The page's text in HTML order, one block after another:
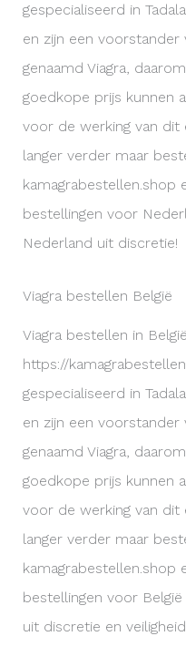
gespecialiseerd in
en zijn een
genaamd Viagra,
goedkope prijs kunnen
voor de werking van
langer verder maar
kamagrabestellen.shop
bestellingen voor
Nederland uit discretie!
Viagra bestellen België
Viagra bestellen in
https://
gespecialiseerd in
en zijn een
genaamd Viagra,
goedkope prijs kunnen
voor de werking van
langer verder maar
kamagrabestellen.shop
bestellingen voor
uit discretie en veiligheid